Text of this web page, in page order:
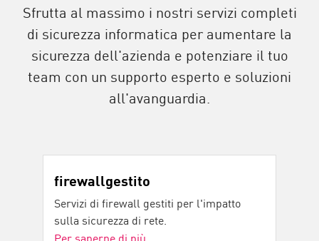
Sfrutta al massimo i nostri servizi completi
di sicurezza informatica per aumentare la
sicurezza dell'azienda e potenziare il tuo
team con un supporto esperto e soluzioni
all'avanguardia.
firewallgestito
Servizi di firewall gestiti per l'impatto
sulla sicurezza di rete.
Per saperne di più